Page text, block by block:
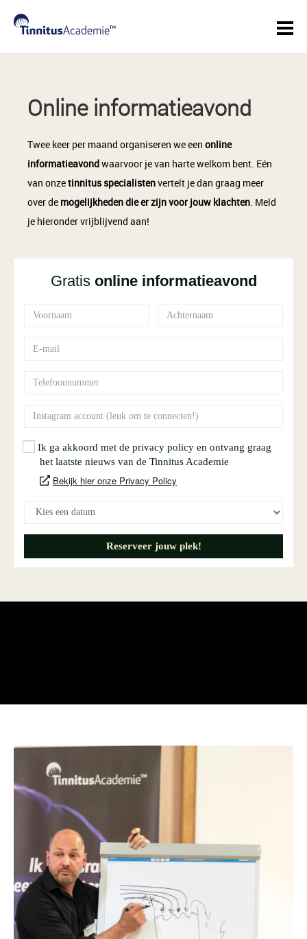
Online informatieavond
Twee keer per maand organiseren we een online
informatieavondwaarvoor je van harte welkom bent. Eén
van onzetinnitus specialistenvertelt je dan graag meer
over de mogelijkheden die er zijn voor jouw klachten . Meld
je hieronder vrijblijvend aan!